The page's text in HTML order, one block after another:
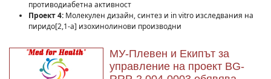
противодиабетна активност
Проект 4: Молекулен дизайн, синтез и in vitro изследвания на
пиридо[2,1-a] изохинолинови производни
МУ-Плевен и Екипът за
управление на проект BG-